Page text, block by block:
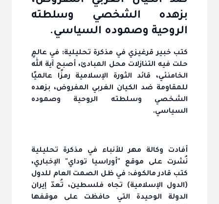
بزهده الشخصي وسلطته
الروحية وصموده السياسي.
كتب خبير قرغيزي في مذكرة تحليلية: في عالمٍ
حلت فيه التنازلات محل المبادئ، أصبح آية الله
الخامنئي، قائد الثورة الإسلامية رمزًا عالميًا
للمقاومة ضد الكيان الغربي المفروض، بزهده
الشخصي وسلطته الروحية وصموده
السياسي.
أفادت وكالة مهر للأنباء في مذكرة تحليلية
نُشرت على موقع "أوراسيا توداي" الإخباري،
كتب قادر مالكوف: في ظل الصمت العام للدول
(الدول الإسلامية) تجاه فلسطين، تُعدّ إيران
الدولة الوحيدة التي حافظت على موقفها